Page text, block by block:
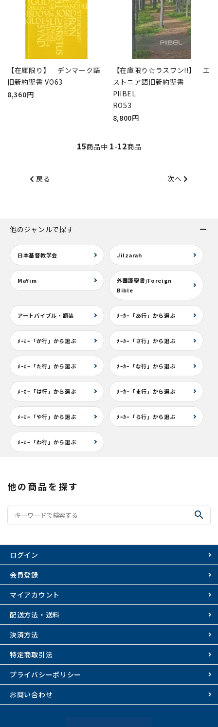
【在庫限り】 デンマーク語
旧新約聖書 VO63
8,360円
【在庫限り☆ラスワン!!】 エ
ストニア語旧新約聖書
PIIBEL
RO53
8,800円
15商品中 1-12商品
戻る 次へ
他のジャンルで探す
日本基督教学会 Jilzarah
MaYim
外国語聖書/Foreign
Bible
アートバイブル・額装 ﾒｰｶｰ「あ行」から選ぶ
ﾒｰｶｰ「か行」から選ぶ ﾒｰｶｰ「さ行」から選ぶ
ﾒｰｶｰ「た行」から選ぶ ﾒｰｶｰ「な行」から選ぶ
ﾒｰｶｰ「は行」から選ぶ ﾒｰｶｰ「ま行」から選ぶ
ﾒｰｶｰ「や行」から選ぶ ﾒｰｶｰ「ら行」から選ぶ
ﾒｰｶｰ「わ行」から選ぶ
他の商品を探す
search
ログイン
会員登録
マイアカウント
配送方法・送料
決済方法
特定商取引法
プライバシーポリシー
お問い合わせ